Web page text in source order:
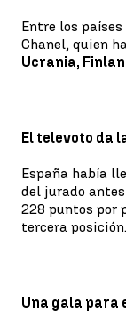
Entre los
Chanel, quien
Ucrania,
El televoto da
España había
del jurado
228 puntos por
tercera posición.
Una gala para